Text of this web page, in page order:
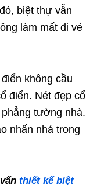
biệt thự vẫn
làm mất đi vẻ
không cầu
điển. Nét đẹp cổ
tường nhà.
nhấn nhá trong
thiết kế biệt